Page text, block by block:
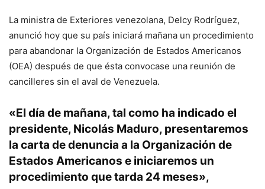
La ministra de Exteriores venezolana, Delcy Rodríguez,
anunció hoy que su país iniciará mañana un procedimiento
para abandonar la Organización de Estados Americanos
(OEA) después de que ésta convocase una reunión de
cancilleres sin el aval de Venezuela.
«El día de mañana, tal como ha indicado el
presidente, Nicolás Maduro, presentaremos
la carta de denuncia a la Organización de
Estados Americanos e iniciaremos un
procedimiento que tarda 24 meses»,